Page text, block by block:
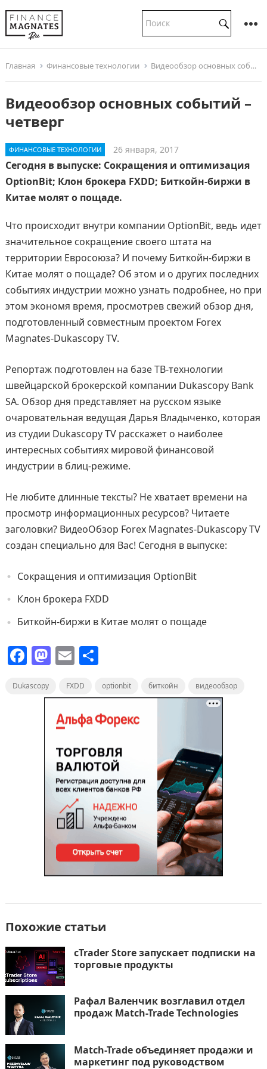
Главная Финансовые технологии Видеообзор основных событий – четверг
Видеообзор основных событий –
четверг
ФИНАНСОВЫЕ ТЕХНОЛОГИИ 26 января, 2017
Сегодня в выпуске: Сокращения и оптимизация
OptionBit; Клон брокера FXDD; Биткойн-биржи в
Китае молят о пощаде.
Что происходит внутри компании OptionBit, ведь идет
значительное сокращение своего штата на
территории Евросоюза? И почему Биткойн-биржи в
Китае молят о пощаде? Об этом и о других последних
событиях индустрии можно узнать подробнее, но при
этом экономя время, просмотрев свежий обзор дня,
подготовленный совместным проектом Forex
Magnates-Dukascopy TV.
Репортаж подготовлен на базе ТВ-технологии
швейцарской брокерской компании Dukascopy Bank
SA. Обзор дня представляет на русском языке
очаровательная ведущая Дарья Владыченко, которая
из студии Dukascopy TV расскажет о наиболее
интересных событиях мировой финансовой
индустрии в блиц-режиме.
Не любите длинные тексты? Не хватает времени на
просмотр информационных ресурсов? Читаете
заголовки? ВидеоОбзор Forex Magnates-Dukascopy TV
создан специально для Вас! Сегодня в выпуске:
Сокращения и оптимизация OptionBit
Клон брокера FXDD
Биткойн-биржи в Китае молят о пощаде
F
c
M
st
o
d
o
n
E
ai
l
О
п
р
а
в
и
т
ь
Dukascopy FXDD optionbit биткойн видеообзор
Похожие статьи
cTrader Store запускает подписки на
торговые продукты
Рафал Валенчик возглавил отдел
продаж Match-Trade Technologies
Match-Trade объединяет продажи и
маркетинг под руководством